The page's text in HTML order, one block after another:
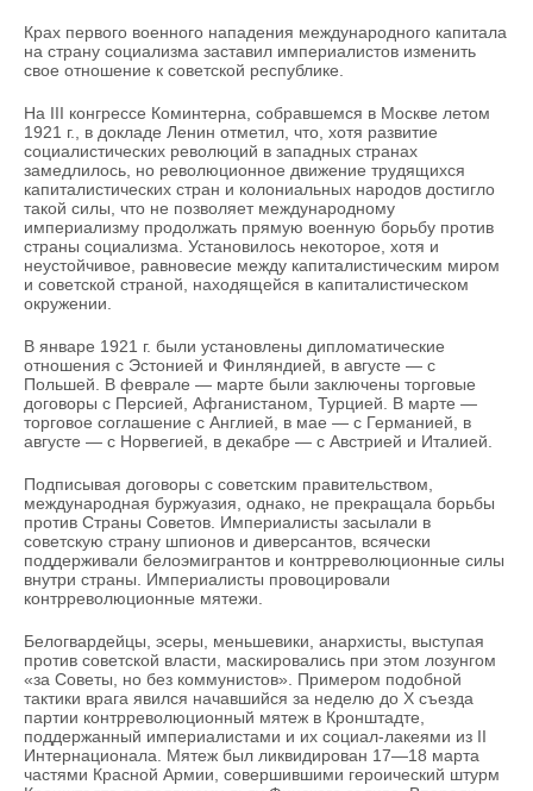
Крах первого военного нападения международного капитала
на страну социализма заставил империалистов изменить
свое отношение к советской республике.
На III конгрессе Коминтерна, собравшемся в Москве летом
1921 г., в докладе Ленин отметил, что, хотя развитие
социалистических революций в западных странах
замедлилось, но революционное движение трудящихся
капиталистических стран и колониальных народов достигло
такой силы, что не позволяет международному
империализму продолжать прямую военную борьбу против
страны социализма. Установилось некоторое, хотя и
неустойчивое, равновесие между капиталистическим миром
и советской страной, находящейся в капиталистическом
окружении.
В январе 1921 г. были установлены дипломатические
отношения с Эстонией и Финляндией, в августе — с
Польшей. В феврале — марте были заключены торговые
договоры с Персией, Афганистаном, Турцией. В марте —
торговое соглашение с Англией, в мае — с Германией, в
августе — с Норвегией, в декабре — с Австрией и Италией.
Подписывая договоры с советским правительством,
международная буржуазия, однако, не прекращала борьбы
против Страны Советов. Империалисты засылали в
советскую страну шпионов и диверсантов, всячески
поддерживали белоэмигрантов и контрреволюционные силы
внутри страны. Империалисты провоцировали
контрреволюционные мятежи.
Белогвардейцы, эсеры, меньшевики, анархисты, выступая
против советской власти, маскировались при этом лозунгом
«за Советы, но без коммунистов». Примером подобной
тактики врага явился начавшийся за неделю до X съезда
партии контрреволюционный мятеж в Кронштадте,
поддержанный империалистами и их социал-лакеями из II
Интернационала. Мятеж был ликвидирован 17—18 марта
частями Красной Армии, совершившими героический штурм